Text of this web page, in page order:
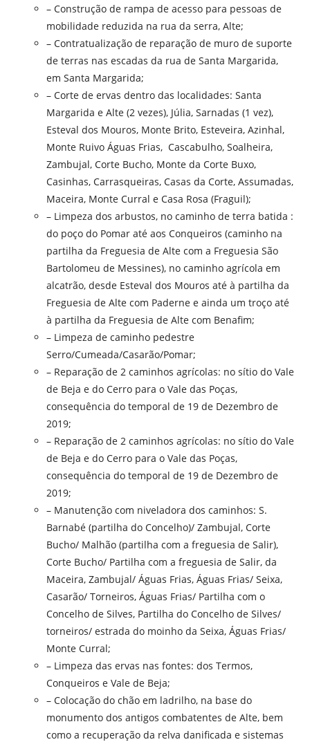
– Construção de rampa de acesso para pessoas de
mobilidade reduzida na rua da serra, Alte;
– Contratualização de reparação de muro de suporte
de terras nas escadas da rua de Santa Margarida,
em Santa Margarida;
– Corte de ervas dentro das localidades: Santa
Margarida e Alte (2 vezes), Júlia, Sarnadas (1 vez),
Esteval dos Mouros, Monte Brito, Esteveira, Azinhal,
Monte Ruivo Águas Frias, Cascabulho, Soalheira,
Zambujal, Corte Bucho, Monte da Corte Buxo,
Casinhas, Carrasqueiras, Casas da Corte, Assumadas,
Maceira, Monte Curral e Casa Rosa (Fraguil);
– Limpeza dos arbustos, no caminho de terra batida :
do poço do Pomar até aos Conqueiros (caminho na
partilha da Freguesia de Alte com a Freguesia São
Bartolomeu de Messines), no caminho agrícola em
alcatrão, desde Esteval dos Mouros até à partilha da
Freguesia de Alte com Paderne e ainda um troço até
à partilha da Freguesia de Alte com Benafim;
– Limpeza de caminho pedestre
Serro/Cumeada/Casarão/Pomar;
– Reparação de 2 caminhos agrícolas: no sítio do Vale
de Beja e do Cerro para o Vale das Poças,
consequência do temporal de 19 de Dezembro de
2019;
– Reparação de 2 caminhos agrícolas: no sítio do Vale
de Beja e do Cerro para o Vale das Poças,
consequência do temporal de 19 de Dezembro de
2019;
– Manutenção com niveladora dos caminhos: S.
Barnabé (partilha do Concelho)/ Zambujal, Corte
Bucho/ Malhão (partilha com a freguesia de Salir),
Corte Bucho/ Partilha com a freguesia de Salir, da
Maceira, Zambujal/ Águas Frias, Águas Frias/ Seixa,
Casarão/ Torneiros, Águas Frias/ Partilha com o
Concelho de Silves, Partilha do Concelho de Silves/
torneiros/ estrada do moinho da Seixa, Águas Frias/
Monte Curral;
– Limpeza das ervas nas fontes: dos Termos,
Conqueiros e Vale de Beja;
– Colocação do chão em ladrilho, na base do
monumento dos antigos combatentes de Alte, bem
como a recuperação da relva danificada e sistemas